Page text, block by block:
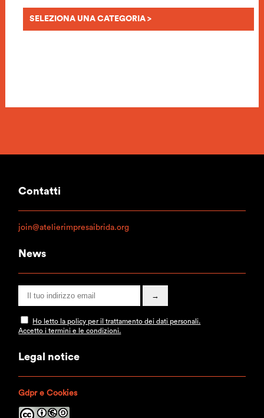
Contatti
join@atelierimpresaibrida.org
News
Ho letto la policy per il trattamento dei dati personali.
Accetto i termini e le condizioni.
Legal notice
Gdpr e Cookies